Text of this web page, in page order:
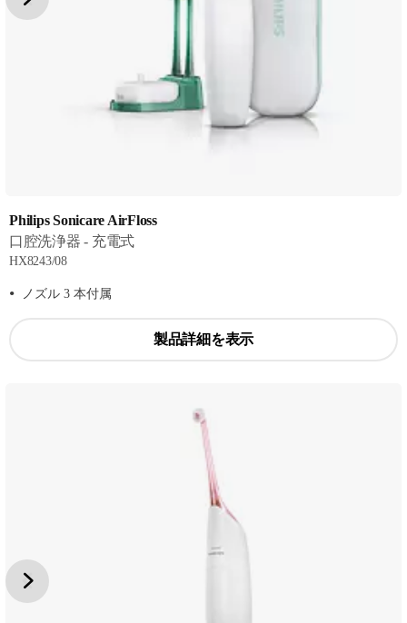
Philips Sonicare AirFloss
口腔洗浄器 - 充電式
HX8243/08
ノズル 3 本付属
製品詳細を表示